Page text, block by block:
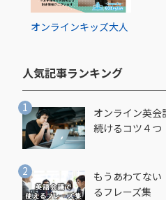
オンラインキッズ大人
人気記事ランキング​
オンライン英会
続けるコツ４つ
もうあわてない
るフレーズ集